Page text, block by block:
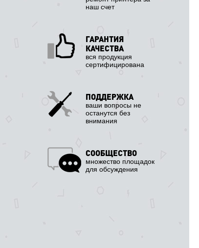
наш счет
ГАРАНТИЯ
КАЧЕСТВА
вся продукция
сертифицирована
ПОДДЕРЖКА
ваши вопросы не
останутся без
внимания
СООБЩЕСТВО
множество площадок
для обсуждения